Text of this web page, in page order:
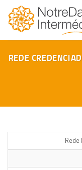
Skip
content
REDE
Rede